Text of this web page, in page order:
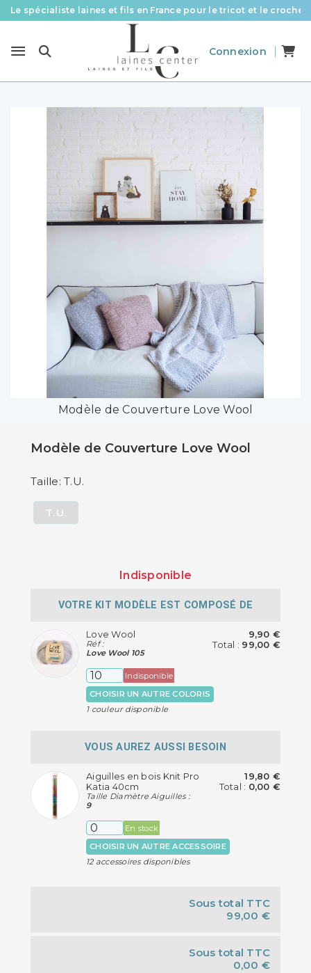
Le spécialiste laines et fils en France pour le tricot et le crochet
Livraison offerte à partir de 58 € d’achat
Connexion
Modèle de Couverture Love Wool
Modèle de Couverture Love Wool
Taille: T.U.
T.U.
Indisponible
VOTRE KIT MODÈLE EST COMPOSÉ DE
Love Wool
Réf :
Love Wool 105
Indisponible
9,90 €
Total : 99,00 €
CHOISIR UN AUTRE COLORIS
1 couleur disponible
VOUS AUREZ AUSSI BESOIN
Aiguilles en bois Knit Pro
Katia 40cm
Taille Diamètre Aiguilles :
9
En stock
19,80 €
Total : 0,00 €
CHOISIR UN AUTRE ACCESSOIRE
12 accessoires disponibles
Sous total TTC
99,00 €
Sous total TTC
0,00 €